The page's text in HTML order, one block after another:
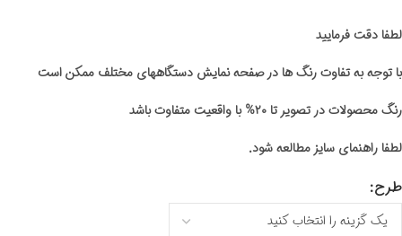
لطفا دقت فرمایید
با توجه به تفاوت رنگ ها در صفحه نمایش دستگاههای مختلف ممکن است
رنگ محصولات در تصویر تا ۲۰% با واقعیت متفاوت باشد
لطفا راهنمای سایز مطالعه شود.
طرح